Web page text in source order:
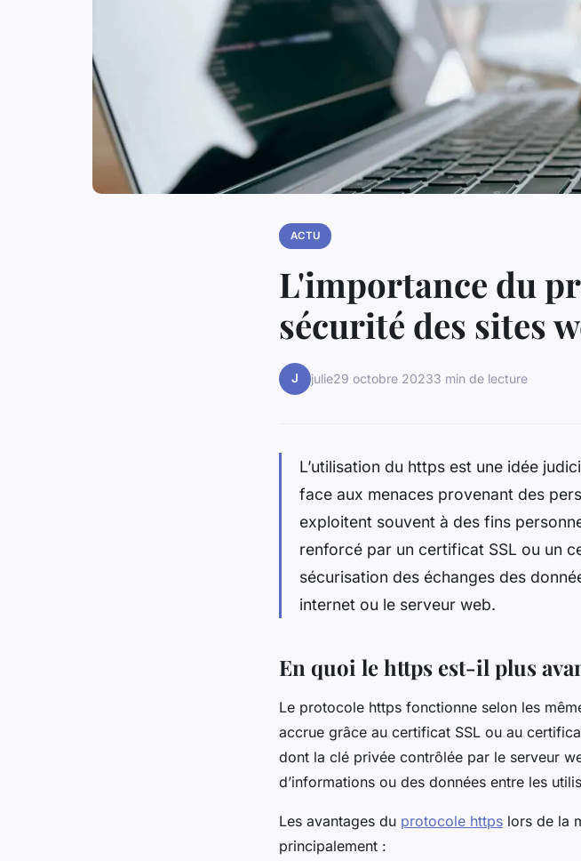
ACTU
L'importance du
sécurité des sites
J julie29 octobre 20233 min de lecture
L’utilisation du https est une idée
face aux menaces provenant des
exploitent souvent à des fins
renforcé par un certificat SSL ou un
sécurisation des échanges des
internet ou le serveur web.
En quoi le https est-il plus
Le protocole https fonctionne selon les
accrue grâce au certificat SSL ou au
dont la clé privée contrôlée par le serveur
d’informations ou des données entre les
Les avantages du protocole https lors de la
principalement :